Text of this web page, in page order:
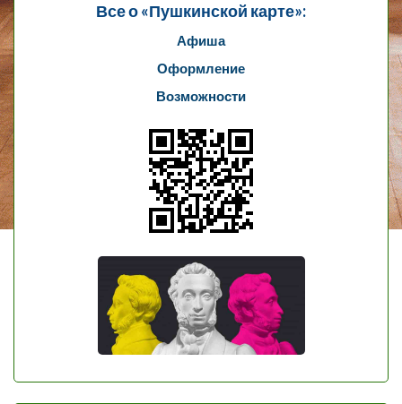
Все о «Пушкинской карте»:
Афиша
Оформление
Возможности